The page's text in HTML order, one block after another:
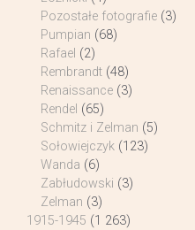
Pozostałe fotografie (3)
Pumpian (68)
Rafael (2)
Rembrandt (48)
Renaissance (3)
Rendel (65)
Schmitz i Zelman (5)
Sołowiejczyk (123)
Wanda (6)
Zabłudowski (3)
Zelman (3)
1915-1945 (1 263)